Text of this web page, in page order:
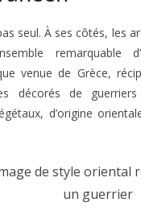
seul. À ses côtés, les
remarquable
venue de Grèce,
décorés de
d’origine